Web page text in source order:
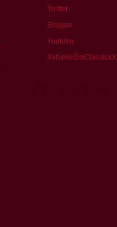
Twitter
Blogger
Youtube
XxNekoGirlClassicxX